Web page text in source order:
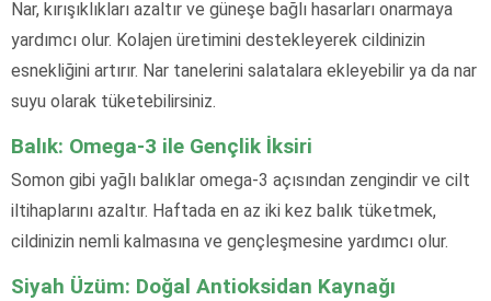
Nar, kırışıklıkları azaltır ve güneşe bağlı hasarları onarmaya
yardımcı olur. Kolajen üretimini destekleyerek cildinizin
esnekliğini artırır. Nar tanelerini salatalara ekleyebilir ya da nar
suyu olarak tüketebilirsiniz.
Balık: Omega-3 ile Gençlik İksiri
Somon gibi yağlı balıklar omega-3 açısından zengindir ve cilt
iltihaplarını azaltır. Haftada en az iki kez balık tüketmek,
cildinizin nemli kalmasına ve gençleşmesine yardımcı olur.
Siyah Üzüm: Doğal Antioksidan Kaynağı